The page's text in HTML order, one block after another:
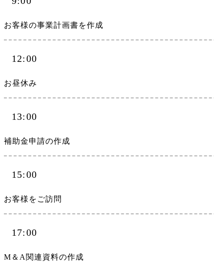
お客様の事業計画書を作成
12:00
お昼休み
13:00
補助金申請の作成
15:00
お客様をご訪問
17:00
M＆A関連資料の作成